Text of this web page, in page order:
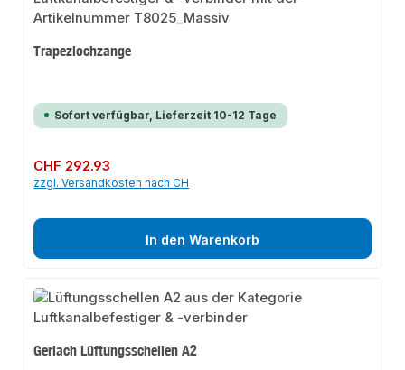
Trapezlochzange
Sofort verfügbar, Lieferzeit 10-12 Tage
Regulärer Preis:
CHF 292.93
zzgl. Versandkosten nach CH
In den Warenkorb
Gerlach Lüftungsschellen A2